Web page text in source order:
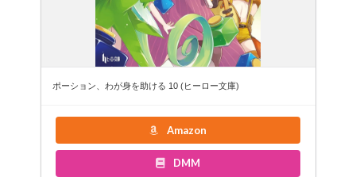
ポーション、わが身を助ける 10 (ヒーロー文庫)
Amazon
DMM